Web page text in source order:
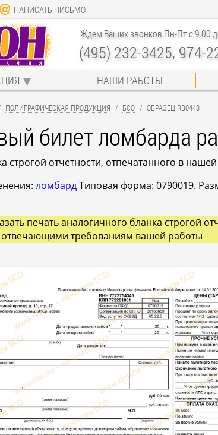
НАПИСАТЬ ПИСЬМО
Ждем Ваших звонков Пн-Пт с 9.00
(495) 232-3425, 974-
НАШИ РАБОТЫ
ПОЛИГРАФИЧЕСКАЯ ПРОДУКЦИЯ БСО ОБРАЗЕЦ RB0448
билет ломбарда
строгой отчетности, отпечатанного в
ломбардТиповая форма: 0790019.
печать аналогичного бланка строгой
требованиям вашей работы